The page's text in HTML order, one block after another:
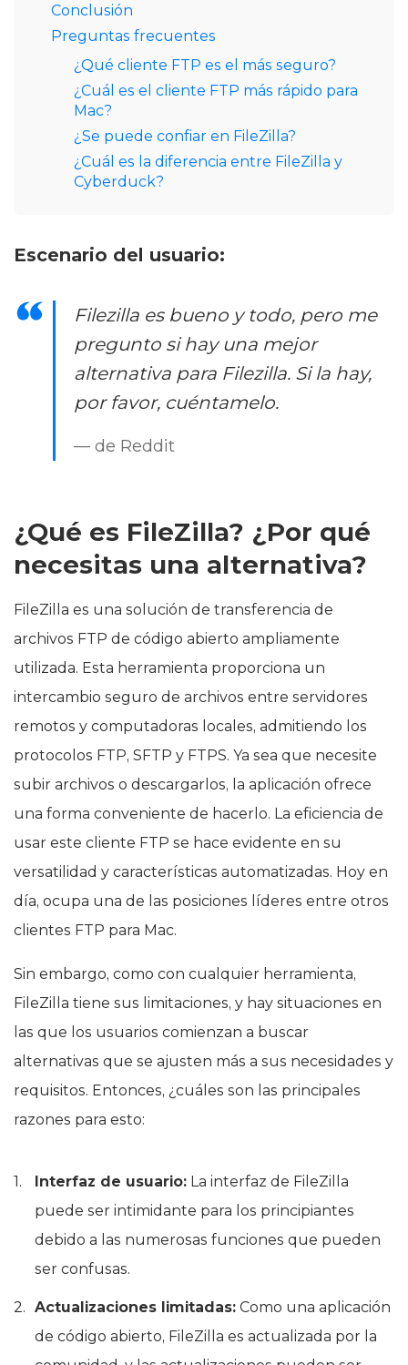
Conclusión
Preguntas frecuentes
¿Qué cliente FTP es el más seguro?
¿Cuál es el cliente FTP más rápido para
Mac?
¿Se puede confiar en FileZilla?
¿Cuál es la diferencia entre FileZilla y
Cyberduck?
Escenario del usuario:
Filezilla es bueno y todo, pero me
pregunto si hay una mejor
alternativa para Filezilla. Si la hay,
por favor, cuéntamelo.
— de Reddit
¿Qué es FileZilla? ¿Por qué
necesitas una alternativa?
FileZilla es una solución de transferencia de
archivos FTP de código abierto ampliamente
utilizada. Esta herramienta proporciona un
intercambio seguro de archivos entre servidores
remotos y computadoras locales, admitiendo los
protocolos FTP, SFTP y FTPS. Ya sea que necesite
subir archivos o descargarlos, la aplicación ofrece
una forma conveniente de hacerlo. La eficiencia de
usar este cliente FTP se hace evidente en su
versatilidad y características automatizadas. Hoy en
día, ocupa una de las posiciones líderes entre otros
clientes FTP para Mac.
Sin embargo, como con cualquier herramienta,
FileZilla tiene sus limitaciones, y hay situaciones en
las que los usuarios comienzan a buscar
alternativas que se ajusten más a sus necesidades y
requisitos. Entonces, ¿cuáles son las principales
razones para esto:
Interfaz de usuario: La interfaz de FileZilla
puede ser intimidante para los principiantes
debido a las numerosas funciones que pueden
ser confusas.
Actualizaciones limitadas: Como una aplicación
de código abierto, FileZilla es actualizada por la